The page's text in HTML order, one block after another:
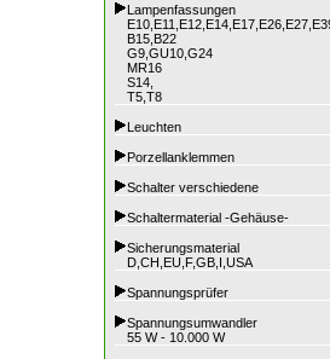
Lampenfassungen
B15,B22
G9,GU10,G24
MR16
S14,
T5,T8
Leuchten
Porzellanklemmen
Schalter verschiedene
Schaltermaterial -Gehäuse-
Sicherungsmaterial
D,CH,EU,F,GB,I,USA
Spannungsprüfer
Spannungsumwandler
55 W - 10.000 W